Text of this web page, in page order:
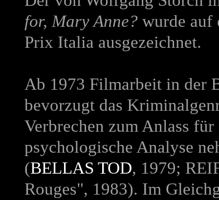
for, Mary Anne? wurde auf
Prix Italia ausgezeichnet.
Ab 1973 Filmarbeit in der
bevorzugt das
Verbrechen zum Anlass
psychologische Analyse
(BELLAS TOD, 1979;
Rouges", 1983). Im